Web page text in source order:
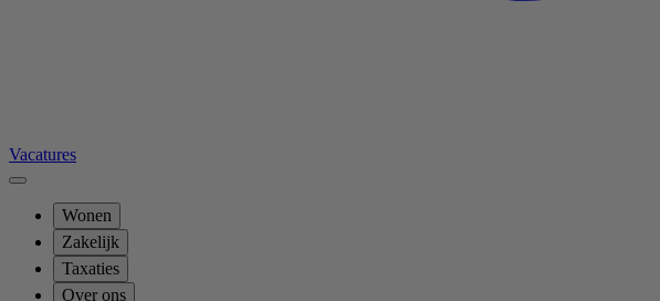
Vacatures
Wonen
Zakelijk
Taxaties
Over ons